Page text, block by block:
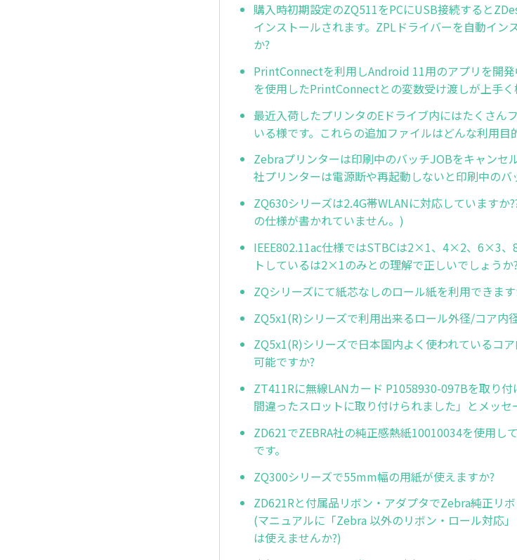
購入時初期設定のZQ511をPCにUSB接続すると
インストールされます。ZPLドライバーを自動イン
か?
PrintConnectを利用しAndroid 11用のアプリを開
を使用したPrintConnectとの変数受け渡しが上手く
最近入荷したプリンタのEドライブ内にはたくさん
いる様です。これらの追加ファイルはどんな利用目
Zebraプリンターは印刷中のバッチJOBをキャンセ
社プリンターは電源断や再起動しないと印刷中の
ZQ630シリーズは2.4G帯WLANに対応していますか
の仕様が書かれていません。)
IEEE802.11ac仕様ではSTBCは2×1、4×2、6×3
トしているは2×1のみとの理解で正しいでしょうか?
ZQシリーズにて紙芯なしのロール紙を利用できます
ZQ5x1(R)シリーズで利用出来るロール外径/コア内
ZQ5x1(R)シリーズで日本国内よく使われているコ
可能ですか?
ZT411Rに無線LANカード P1058930-097Bを取り
間違ったスロットに取り付けられました」とメッセ
ZD621でZEBRA社の純正感熱紙10010034を使用し
です。
ZQ300シリーズで55mm幅の用紙が使えますか?
ZD621Rと付属品リボン・アダプタでZebra純正リ
(マニュアルに「Zebra 以外のリボン・ロール対応
は使えませんか?)